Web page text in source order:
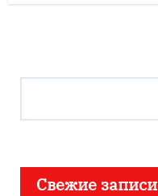
Свежие записи